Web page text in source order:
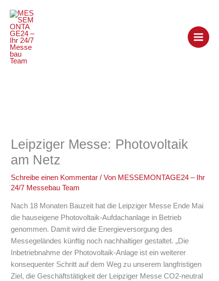
Inhalt
springen
Leipziger Messe: Photovoltaik
am Netz
Schreibe einen Kommentar / Von MESSEMONTAGE24 – Ihr
24/7 Messebau Team
Nach 18 Monaten Bauzeit hat die Leipziger Messe Ende Mai
die hauseigene Photovoltaik-Aufdachanlage in Betrieb
genommen. Damit wird die Energieversorgung des
Messegeländes künftig noch nachhaltiger gestaltet. „Die
Inbetriebnahme der Photovoltaik-Anlage ist ein weiterer
konsequenter Schritt auf dem Weg zu unserem langfristigen
Ziel, die Geschäftstätigkeit der Leipziger Messe CO2-neutral